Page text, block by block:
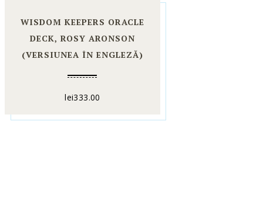
WISDOM KEEPERS ORACLE
DECK, ROSY ARONSON
(VERSIUNEA ÎN ENGLEZĂ)
lei333.00